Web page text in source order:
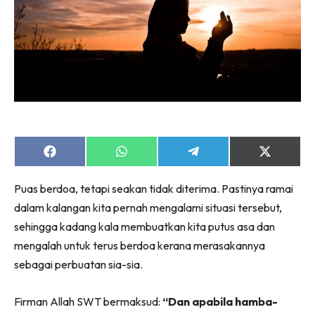
Share
on
Share
on
Share
on
Share
on
(Twitter)
Puas berdoa, tetapi seakan tidak diterima. Pastinya ramai
dalam kalangan kita pernah mengalami situasi tersebut,
sehingga kadang kala membuatkan kita putus asa dan
mengalah untuk terus berdoa kerana merasakannya
sebagai perbuatan sia-sia.
Firman Allah SWT bermaksud: “Dan apabila hamba-